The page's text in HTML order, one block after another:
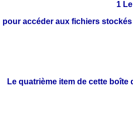
1
pour accéder aux fichiers
Le quatrième item de cette